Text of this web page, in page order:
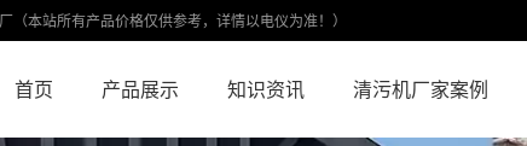
本站所有产品价格仅供参考，详情以电仪为准！）
首页 产品展示 知识资讯 清污机厂家案例